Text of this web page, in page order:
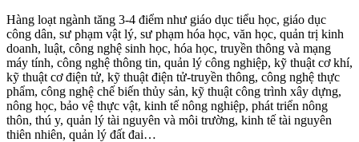
Hàng loạt ngành tăng 3-4 điểm như giáo dục tiểu học, giáo dục
công dân, sư phạm vật lý, sư phạm hóa học, văn học, quản trị kinh
doanh, luật, công nghệ sinh học, hóa học, truyền thông và mạng
máy tính, công nghệ thông tin, quản lý công nghiệp, kỹ thuật cơ khí,
kỹ thuật cơ điện tử, kỹ thuật điện tử-truyền thông, công nghệ thực
phẩm, công nghệ chế biến thủy sản, kỹ thuật công trình xây dựng,
nông học, bảo vệ thực vật, kinh tế nông nghiệp, phát triển nông
thôn, thú y, quản lý tài nguyên và môi trường, kinh tế tài nguyên
thiên nhiên, quản lý đất đai…